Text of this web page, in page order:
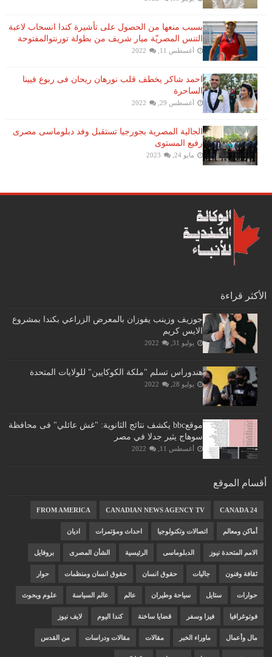
بسبب منعها من الحصول على تأشيرة كندا انسحاب لاعبة ​
التنس​ المصريّة ​ميار شريف​ من بطولة ​تورنتو​المفتوحة
أغسطس 11, 2022
احمد شاكر يخطف قلب نورهان ريحان فى ربوع فيينا
الساحرة
أغسطس 29, 2022
الجالية المصرية بجورجيا تستقبل وفد دبلوماسى مصرى
رفيع المستوى
مايو 24, 2023
الأكثر قراءة
جوزيف وزينب يفوزان بالمعرض الزراعي بكندا بمشروع
الايس كريم
يوليو 31, 2022
هندوراس تسلم "ملكة الكوكايين" للولايات المتحدة
يوليو 28, 2022
موقعbbc يكشف نتائج الثانوية: "غش عائلي" فى محافظة
سوهاج يثير جدلا في مصر
أغسطس 11, 2022
أقسام الموقع
CANADA 24
CANADIAN NEWS AGENCY TV
FROM AMERICA
أماكن ومعالم اتصالات وتكنولوجيا احداث ومؤتمرات اديان
الامم المتحدة نيوز الدبلوماسى الرئيسية الشأن المصرى بروفايل
ثقافة وفنون جاليات حقوق انسان حقوق انسان ومنظمات حوار
حوارات ستايل سياحة وطيران عالم عالم السياسة علوم وبحوث
فوتوغرافيا فيزا وسفر قضايا ساخنة كندا اليوم لايف نيوز
مال وأعمال ماوراء الخبر مقالات مقالات ودراسات من القدس